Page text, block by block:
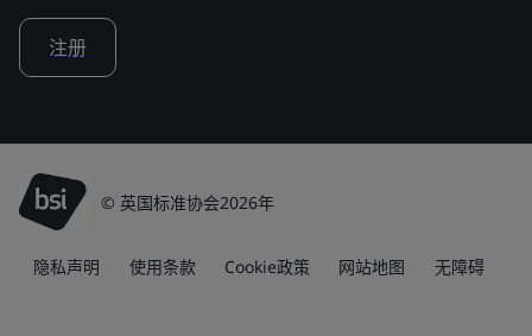
注册
© 英国标准协会2026年
隐私声明 使用条款 Cookie政策 网站地图 无障碍